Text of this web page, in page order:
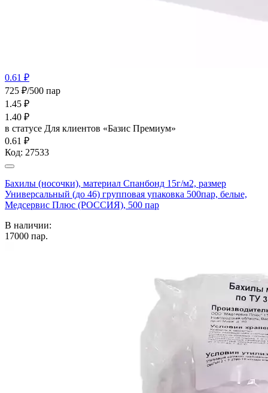
0.61 ₽
725 ₽/500 пар
1.45 ₽
1.40 ₽
в статусе Для клиентов «Базис Премиум»
0.61 ₽
Код: 27533
Бахилы (носочки), материал Спанбонд 15г/м2, размер
Универсальный (до 46) групповая упаковка 500пар, белые,
Медсервис Плюс (РОССИЯ), 500 пар
В наличии:
17000 пар.